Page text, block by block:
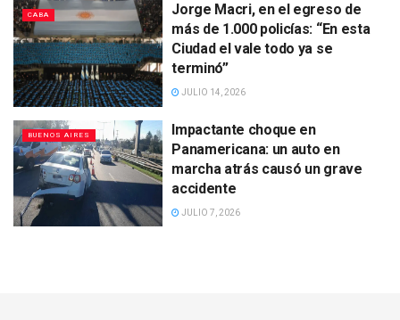
CABA
Jorge Macri, en el egreso de
más de 1.000 policías: “En esta
Ciudad el vale todo ya se
terminó”
JULIO 14, 2026
BUENOS AIRES
Impactante choque en
Panamericana: un auto en
marcha atrás causó un grave
accidente
JULIO 7, 2026